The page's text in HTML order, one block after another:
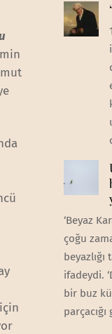
‘Beyaz
çoğu
ifadeydi.
bir buz
parçacığı